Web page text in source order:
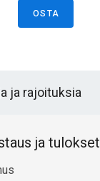
OSTA
ja rajoituksia
ja tulokset